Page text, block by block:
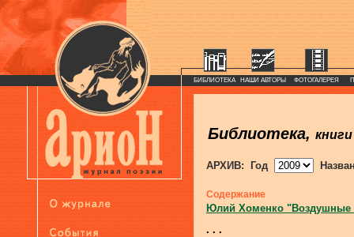
БИБЛИОТЕКА НАШИ АВТОРЫ ФОТОГАЛЕРЕЯ
Библиотека, книги
АРХИВ: Год
Содержание
Юлий Хоменко
. . .